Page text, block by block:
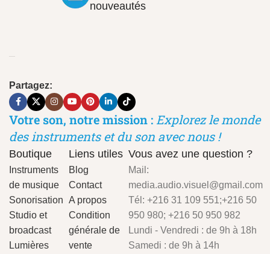
nouveautés
Partagez:
Votre son, notre mission : Explorez le monde
des instruments et du son avec nous !
Boutique
Instruments
de musique
Sonorisation
Studio et
broadcast
Lumières
Liens utiles
Blog
Contact
A propos
Condition
générale de
vente
Vous avez une question ?
Mail:
media.audio.visuel@gmail.com
Tél: +216 31 109 551;+216 50
950 980; +216 50 950 982
Lundi - Vendredi : de 9h à 18h
Samedi : de 9h à 14h